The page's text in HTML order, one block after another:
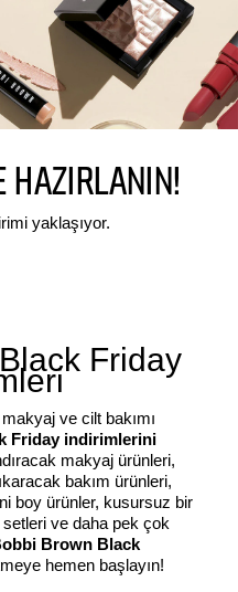
HAZIRLANIN!
yaklaşıyor.
Friday
ve cilt bakımı
Friday indirimlerini
makyaj ürünleri,
bakım ürünleri,
boy ürünler, kusursuz bir
setleri ve daha pek çok
Brown Black
hemen başlayın!